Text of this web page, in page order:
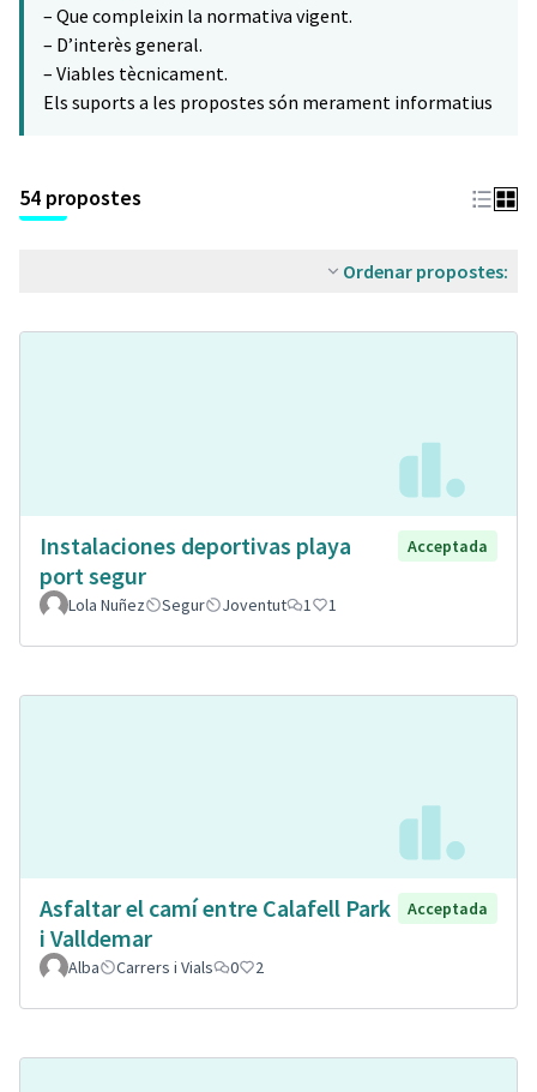
– Que compleixin la normativa vigent.
– D’interès general.
– Viables tècnicament.
Els suports a les propostes són merament informatius
54 propostes
Ordenar propostes:
Instalaciones deportivas playa
port segur
Acceptada
Lola Nuñez Segur Joventut 1 1
Asfaltar el camí entre Calafell Park
i Valldemar
Acceptada
Alba Carrers i Vials 0 2